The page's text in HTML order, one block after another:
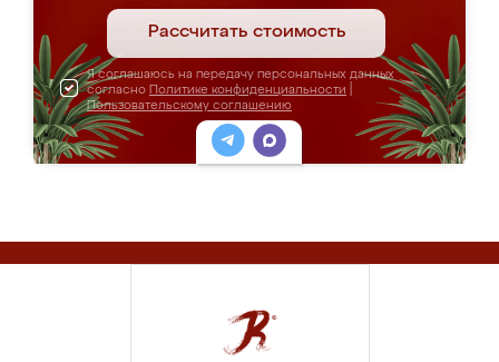
Рассчитать стоимость
Я соглашаюсь на передачу персональных данных
согласно Политике конфиденциальности
Пользовательскому соглашению